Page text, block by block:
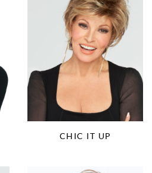
CHIC IT UP